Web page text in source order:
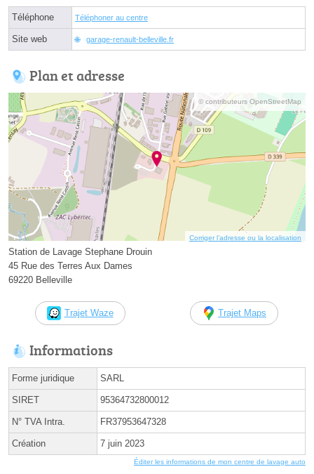
Téléphone Téléphoner au centre
Site web garage-renault-belleville.fr
Plan et adresse
© contributeurs OpenStreetMap
Corriger l’adresse ou la localisation
Station de Lavage Stephane Drouin
45 Rue des Terres Aux Dames
69220 Belleville
Trajet Waze Trajet Maps
Informations
Forme juridique SARL
SIRET 95364732800012
N° TVA Intra. FR37953647328
Création 7 juin 2023
Éditer les informations de mon centre de lavage auto